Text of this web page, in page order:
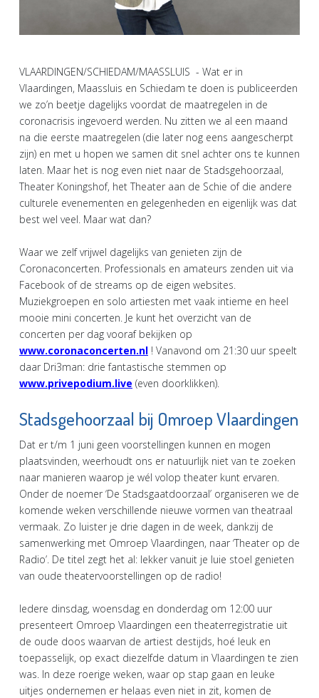
VLAARDINGEN/SCHIEDAM/MAASSLUIS - Wat er in
Vlaardingen, Maassluis en Schiedam te doen is publiceerden
we zo’n beetje dagelijks voordat de maatregelen in de
coronacrisis ingevoerd werden. Nu zitten we al een maand
na die eerste maatregelen (die later nog eens aangescherpt
zijn) en met u hopen we samen dit snel achter ons te kunnen
laten. Maar het is nog even niet naar de Stadsgehoorzaal,
Theater Koningshof, het Theater aan de Schie of die andere
culturele evenementen en gelegenheden en eigenlijk was dat
best wel veel. Maar wat dan?
Waar we zelf vrijwel dagelijks van genieten zijn de
Coronaconcerten. Professionals en amateurs zenden uit via
Facebook of de streams op de eigen websites.
Muziekgroepen en solo artiesten met vaak intieme en heel
mooie mini concerten. Je kunt het overzicht van de
concerten per dag vooraf bekijken op
www.coronaconcerten.nl ! Vanavond om 21:30 uur speelt
daar Dri3man: drie fantastische stemmen op
www.privepodium.live (even doorklikken).
Stadsgehoorzaal bij Omroep Vlaardingen
Dat er t/m 1 juni geen voorstellingen kunnen en mogen
plaatsvinden, weerhoudt ons er natuurlijk niet van te zoeken
naar manieren waarop je wél volop theater kunt ervaren.
Onder de noemer ‘De Stadsgaatdoorzaal’ organiseren we de
komende weken verschillende nieuwe vormen van theatraal
vermaak. Zo luister je drie dagen in de week, dankzij de
samenwerking met Omroep Vlaardingen, naar ‘Theater op de
Radio’. De titel zegt het al: lekker vanuit je luie stoel genieten
van oude theatervoorstellingen op de radio!
Iedere dinsdag, woensdag en donderdag om 12:00 uur
presenteert Omroep Vlaardingen een theaterregistratie uit
de oude doos waarvan de artiest destijds, hoé leuk en
toepasselijk, op exact diezelfde datum in Vlaardingen te zien
was. In deze roerige weken, waar op stap gaan en leuke
uitjes ondernemen er helaas even niet in zit, komen de